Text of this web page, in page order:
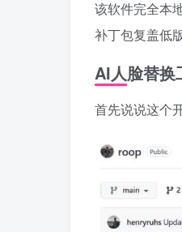
该软件完全本
补丁包复盖低
AI人脸替换
首先说说这个